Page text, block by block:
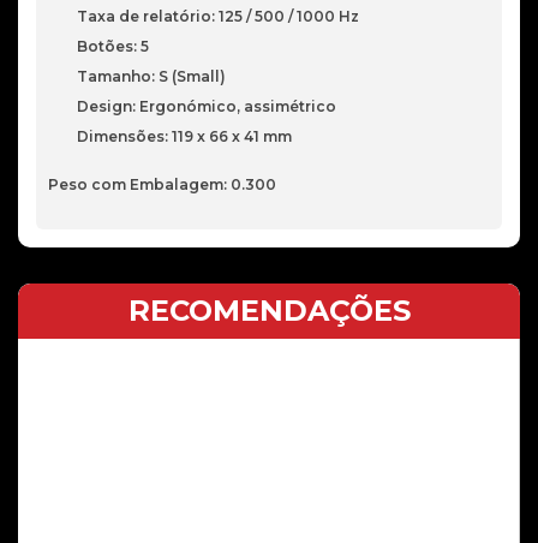
Taxa de relatório: 125 / 500 / 1000 Hz
Botões: 5
Tamanho: S (Small)
Design: Ergonómico, assimétrico
Dimensões: 119 x 66 x 41 mm
Peso com Embalagem: 0.300
RECOMENDAÇÕES